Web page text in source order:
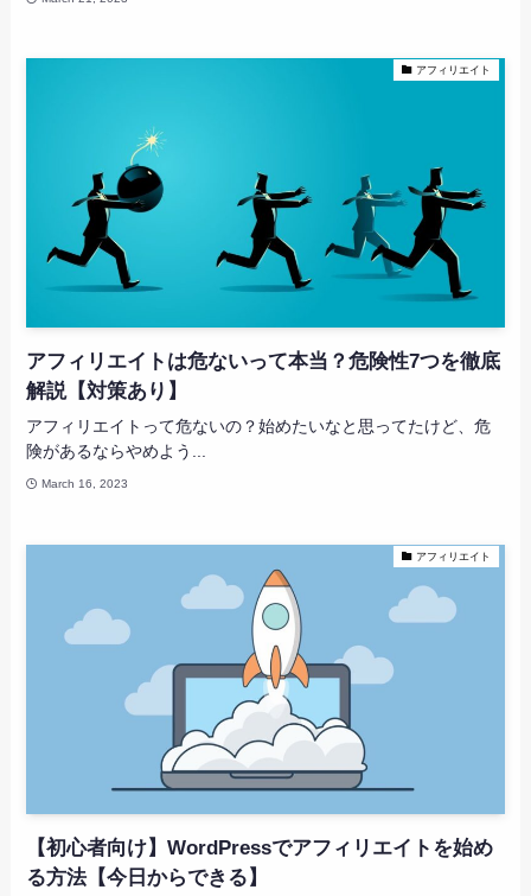
アフィリエイト
アフィリエイトは危ないって本当？危険性7つを徹底
解説【対策あり】
アフィリエイトって危ないの？始めたいなと思ってたけど、危
険があるならやめよう...
March 16, 2023
アフィリエイト
【初心者向け】WordPressでアフィリエイトを始め
る方法【今日からできる】